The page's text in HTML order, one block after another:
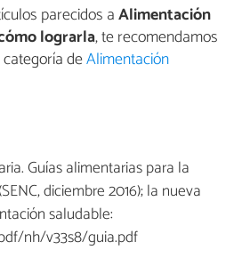
parecidos aAlimentación
lograrla, te recomendamos
deAlimentación
Guías alimentarias para la
diciembre 2016); la nueva
saludable:
nh/v33s8/guia.pdf